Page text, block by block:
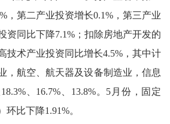
，第二产业投资增长0.1%，第三产业
资同比下降7.1%；扣除房地产开发的
技术产业投资同比增长4.5%，其中计
，航空、航天器及设备制造业，信息
、16.7%、13.8%。5月份，固定
环比下降1.91%。